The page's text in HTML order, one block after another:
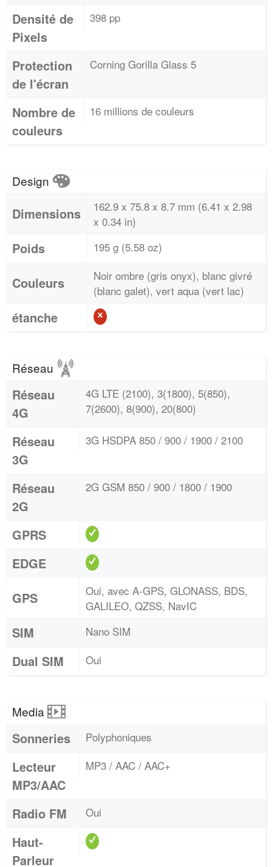
Densité de
Pixels
398 pp
Protection
de l'écran
Corning Gorilla Glass 5
Nombre de
couleurs
16 millions de couleurs
Design
Dimensions
162.9 x 75.8 x 8.7 mm (6.41 x 2.98
x 0.34 in)
Poids 195 g (5.58 oz)
Couleurs
Noir ombre (gris onyx), blanc givré
(blanc galet), vert aqua (vert lac)
étanche
Réseau
Réseau
4G
4G LTE (2100), 3(1800), 5(850),
7(2600), 8(900), 20(800)
Réseau
3G
3G HSDPA 850 / 900 / 1900 / 2100
Réseau
2G
2G GSM 850 / 900 / 1800 / 1900
GPRS
EDGE
GPS
Oui, avec A-GPS, GLONASS, BDS,
GALILEO, QZSS, NavIC
SIM Nano SIM
Dual SIM Oui
Media
Sonneries Polyphoniques
Lecteur
MP3/AAC
MP3 / AAC / AAC+
Radio FM Oui
Haut-
Parleur